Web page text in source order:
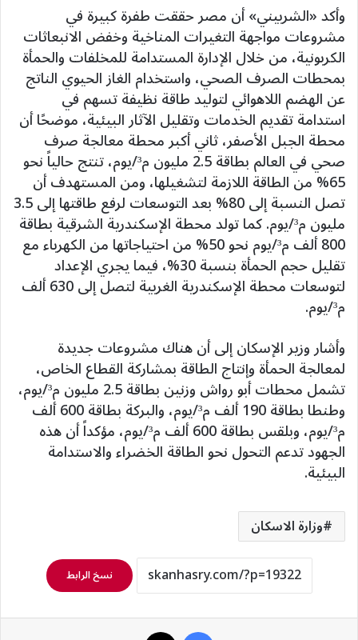
وأكد «الشربيني» أن مصر حققت طفرة كبيرة في
مشروعات مواجهة التغيرات المناخية وخفض الانبعاثات
الكربونية، من خلال الإدارة المستدامة للمخلفات والحمأة
بمحطات الصرف الصحي، واستخدام الغاز الحيوي الناتج
عن الهضم اللاهوائي لتوليد طاقة نظيفة تسهم في
استدامة تقديم الخدمات وتقليل الآثار البيئية، موضحًا أن
محطة الجبل الأصفر، ثاني أكبر محطة معالجة صرف
صحي في العالم بطاقة 2.5 مليون م³/يوم، تنتج حالياً نحو
65% من الطاقة اللازمة لتشغيلها، ومن المستهدف أن
تصل النسبة إلى 80% بعد التوسعات لرفع طاقتها إلى 3.5
مليون م³/يوم. كما تولد محطة الإسكندرية الشرقية بطاقة
800 ألف م³/يوم نحو 50% من احتياجاتها من الكهرباء مع
تقليل حجم الحمأة بنسبة 30%، فيما يجري الإعداد
لتوسعات محطة الإسكندرية الغربية لتصل إلى 630 ألف
م³/يوم.
وأشار وزير الإسكان إلى أن هناك مشروعات جديدة
لمعالجة الحمأة وإنتاج الطاقة بمشاركة القطاع الخاص،
تشمل محطات أبو رواش وزنين بطاقة 2.5 مليون م³/يوم،
وطنطا بطاقة 190 ألف م³/يوم، والبركة بطاقة 600 ألف
م³/يوم، وبلقس بطاقة 600 ألف م³/يوم، مؤكداً أن هذه
الجهود تدعم التحول نحو الطاقة الخضراء والاستدامة
البيئية.
وزارة الاسكان
نسخ الرابط